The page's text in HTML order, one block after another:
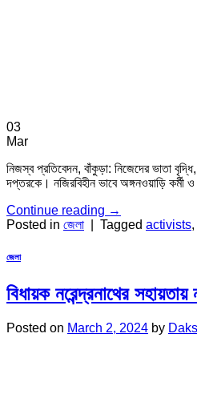
03
Mar
নিজস্ব প্রতিবেদন, বাঁকুড়া: নিজেদের ভাতা
দপ্তরকে। নজিরবিহীন ভাবে অঙ্গনওয়াড়ি কর্মী
Continue reading →
Posted in জেলা Tagged activists,
জেলা
বিধায়ক নরেন্দ্রনাথের
Posted on March 2, 2024 by